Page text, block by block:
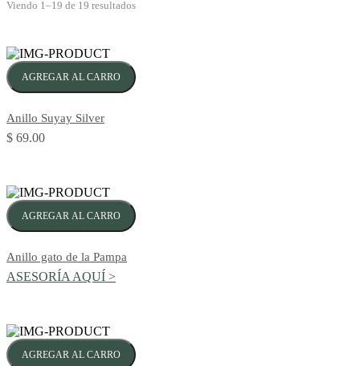
Viendo 1–19 de 19 resultados
AGREGAR AL CARRO
Anillo Suyay Silver
$ 69.00
AGREGAR AL CARRO
Anillo gato de la Pampa
ASESORÍA AQUÍ >
AGREGAR AL CARRO